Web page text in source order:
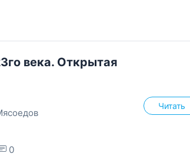
века. Открытая
0
Читать